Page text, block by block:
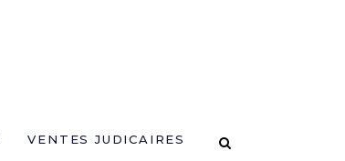
VENTES JUDICAIRES